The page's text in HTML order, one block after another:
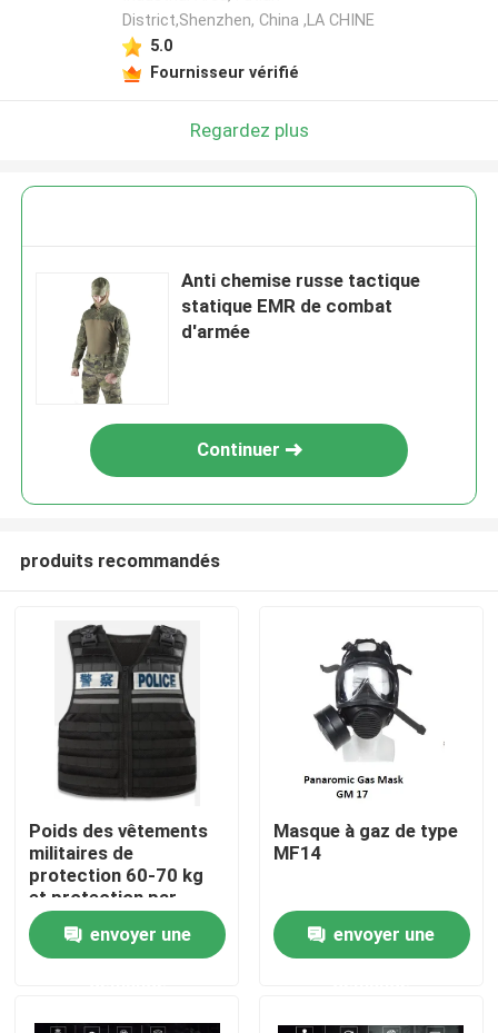
À la maison
Produits
Vidéos
District,Shenzhen, China ,LA CHINE
5.0
Fournisseur vérifié
Regardez plus
Anti chemise russe tactique
statique EMR de combat
d'armée
Continuer
produits recommandés
Poids des vêtements
militaires de
protection 60-70 kg
et protection par
injection pour
taille/hauteur/poids/zone
de protection
envoyer une
Masque à gaz de type
MF14
envoyer une